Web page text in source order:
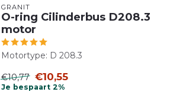
GRANIT
O-ring Cilinderbus D208.3
motor
Motortype: D 208.3
€10,77 €10,55
Je bespaart 2%